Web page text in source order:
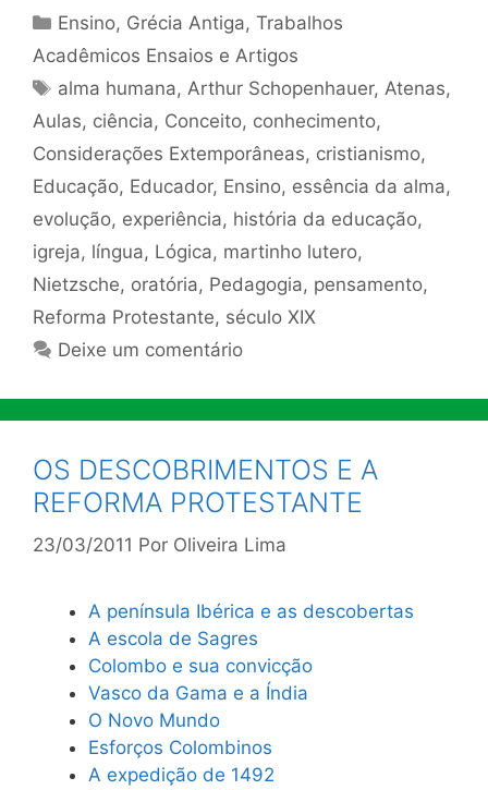
Categorias
Ensino, Grécia Antiga,Trabalhos
Acadêmicos Ensaios e Artigos
Tags
alma humana,Arthur Schopenhauer,Atenas,
Aulas, ciência, Conceito, conhecimento,
Considerações Extemporâneas, cristianismo,
Educação, Educador, Ensino, essência da alma,
evolução, experiência, história da educação,
igreja, língua, Lógica, martinho lutero,
Nietzsche, oratória, Pedagogia, pensamento,
Reforma Protestante, século XIX
Deixe um comentário
OS DESCOBRIMENTOS E A
REFORMA PROTESTANTE
23/03/2011 Por Oliveira Lima
A península Ibérica e as descobertas
A escola de Sagres
Colombo e sua convicção
Vasco da Gama e a Índia
O Novo Mundo
Esforços Colombinos
A expedição de 1492